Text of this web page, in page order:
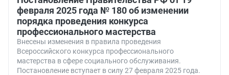
февраля 2025 года № 180 об изменении
порядка проведения конкурса
профессионального мастерства
Внесены изменения в правила проведения
Всероссийского конкурса профессионального
мастерства в сфере социального обслуживания.
Постановление вступает в силу 27 февраля 2025 года.